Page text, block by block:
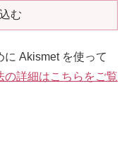
む
Akismet を使って
の詳細はこちらをご覧